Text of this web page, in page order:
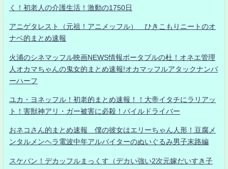
く！初老人の介護生活！激動の1750日
アニゲタレスト（元祖！アニメッフル） ひきこもりニートのオ
ナベ的まとめ速報
火浦のシネマッフル映画NEWS情報ポータブルの杜！オネエ管理
人オカマちゃんの鬼女的まとめ速報!オカマッフルアタックナンバ
ーハーフ
ユカ・ヨネッフル！初老的まとめ速報！！大帝イタチにラリアッ
ト！害獣神アリ・ガー被害に必殺！パイルドライバー
おネコさん的まとめ速報 僕の彼女はエリーちゃん人形！豆腐メ
ンタルメンヘラ電波中年アルバイターのぬいぐるみ男子末路編
スケバン！デカッフルまっくす（デカい強い2次元嫁だいすき子